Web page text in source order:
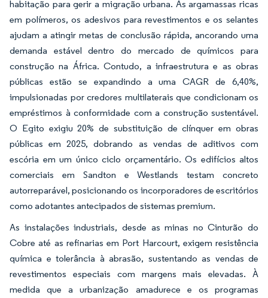
habitação para gerir a migração urbana. As argamassas ricas
em polímeros, os adesivos para revestimentos e os selantes
ajudam a atingir metas de conclusão rápida, ancorando uma
demanda estável dentro do mercado de químicos para
construção na África. Contudo, a infraestrutura e as obras
públicas estão se expandindo a uma CAGR de 6,40%,
impulsionadas por credores multilaterais que condicionam os
empréstimos à conformidade com a construção sustentável.
O Egito exigiu 20% de substituição de clínquer em obras
públicas em 2025, dobrando as vendas de aditivos com
escória em um único ciclo orçamentário. Os edifícios altos
comerciais em Sandton e Westlands testam concreto
autorreparável, posicionando os incorporadores de escritórios
como adotantes antecipados de sistemas premium.
As instalações industriais, desde as minas no Cinturão do
Cobre até as refinarias em Port Harcourt, exigem resistência
química e tolerância à abrasão, sustentando as vendas de
revestimentos especiais com margens mais elevadas. À
medida que a urbanização amadurece e os programas